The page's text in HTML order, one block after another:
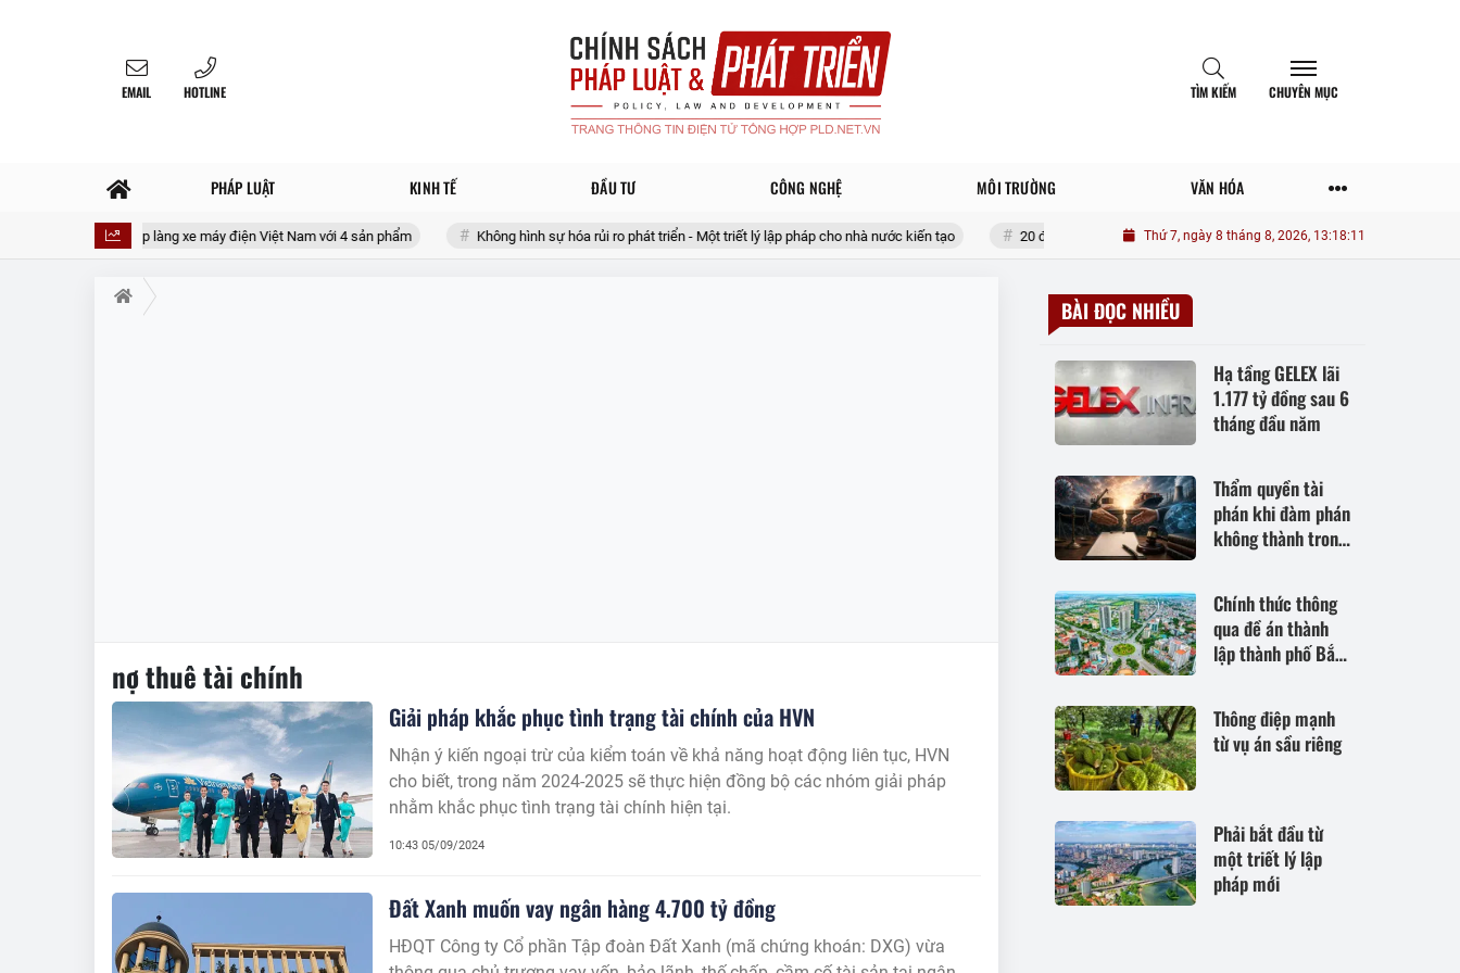
EMAIL HOTLINE TÌM KIẾM CHUYÊN MỤC
PHÁP LUẬT KINH TẾ ĐẦU TƯ CÔNG NGHỆ MÔI TRƯỜNG VĂN HÓA
sắp gia nhập làng xe máy điện Việt Nam với 4 sản phẩm Không hình sự hóa rủi ro phát triển - Một triết lý lập pháp cho nhà nước kiến tạo 20 điều tưởng tiết kiệm nhưng lại tốn đống tiền Một số yếu tố tác
Thứ 7, ngày 8 tháng 8, 2026, 13:18:12
nợ thuê tài chính
Giải pháp khắc phục tình trạng tài chính của HVN
Nhận ý kiến ngoại trừ của kiểm toán về khả năng hoạt động liên tục, HVN
cho biết, trong năm 2024-2025 sẽ thực hiện đồng bộ các nhóm giải pháp
nhằm khắc phục tình trạng tài chính hiện tại.
10:43 05/09/2024
Đất Xanh muốn vay ngân hàng 4.700 tỷ đồng
HĐQT Công ty Cổ phần Tập đoàn Đất Xanh (mã chứng khoán: DXG) vừa
BÀI ĐỌC NHIỀU
Hạ tầng GELEX lãi
1.177 tỷ đồng sau 6
tháng đầu năm
Thẩm quyền tài
phán khi đàm phán
không thành trong
cảnh thay đổi cơ
bản theo Điều 420
Bộ luật Dân sự
năm 2015
Chính thức thông
qua đề án thành
lập thành phố Bắc
Thông điệp mạnh
từ vụ án sầu riêng
Phải bắt đầu từ
một triết lý lập
pháp mới